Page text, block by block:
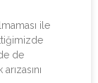
ile
de